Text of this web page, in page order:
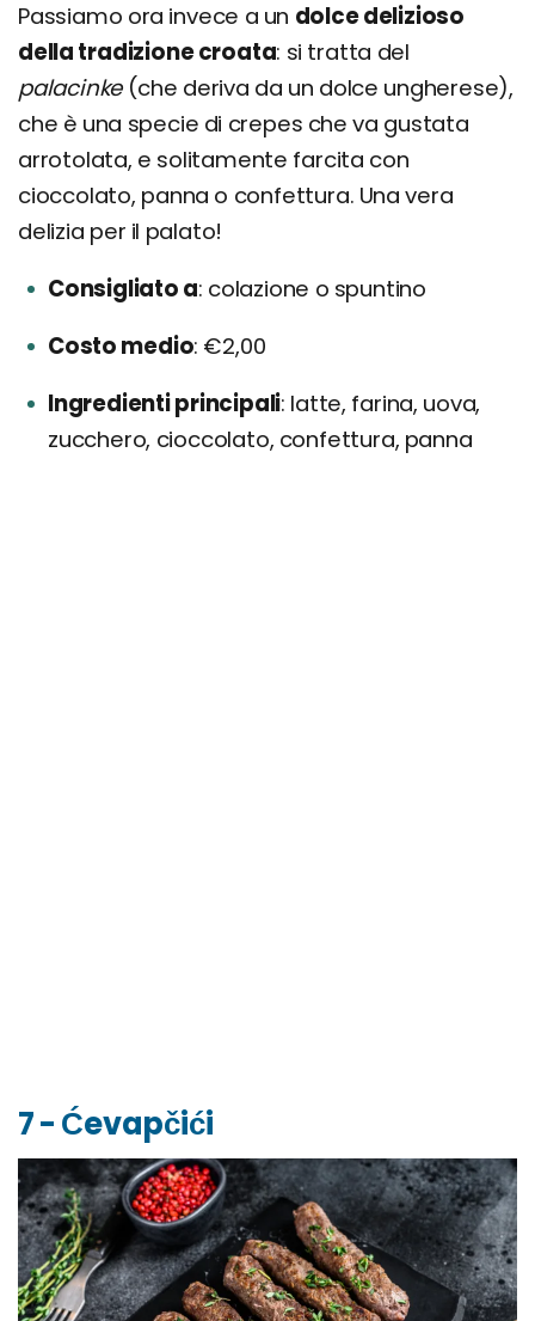
Passiamo ora invece a un dolce delizioso
della tradizione croata: si tratta del
palacinke(che deriva da un dolce ungherese),
che è una specie di crepes che va gustata
arrotolata, e solitamente farcita con
cioccolato, panna o confettura. Una vera
delizia per il palato!
Consigliato a colazione o spuntino
Costo medio €2,00
Ingredienti principali latte, farina, uova,
zucchero, cioccolato, confettura, panna
7 - Ćevapčići